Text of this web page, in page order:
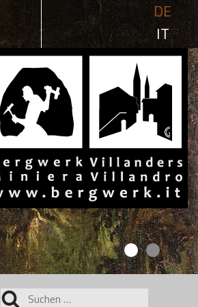
DE
IT
Suchen